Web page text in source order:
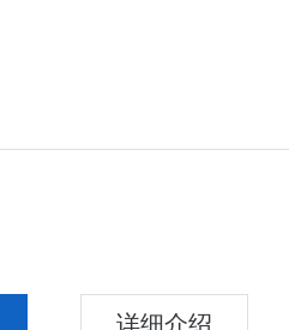
详细介绍